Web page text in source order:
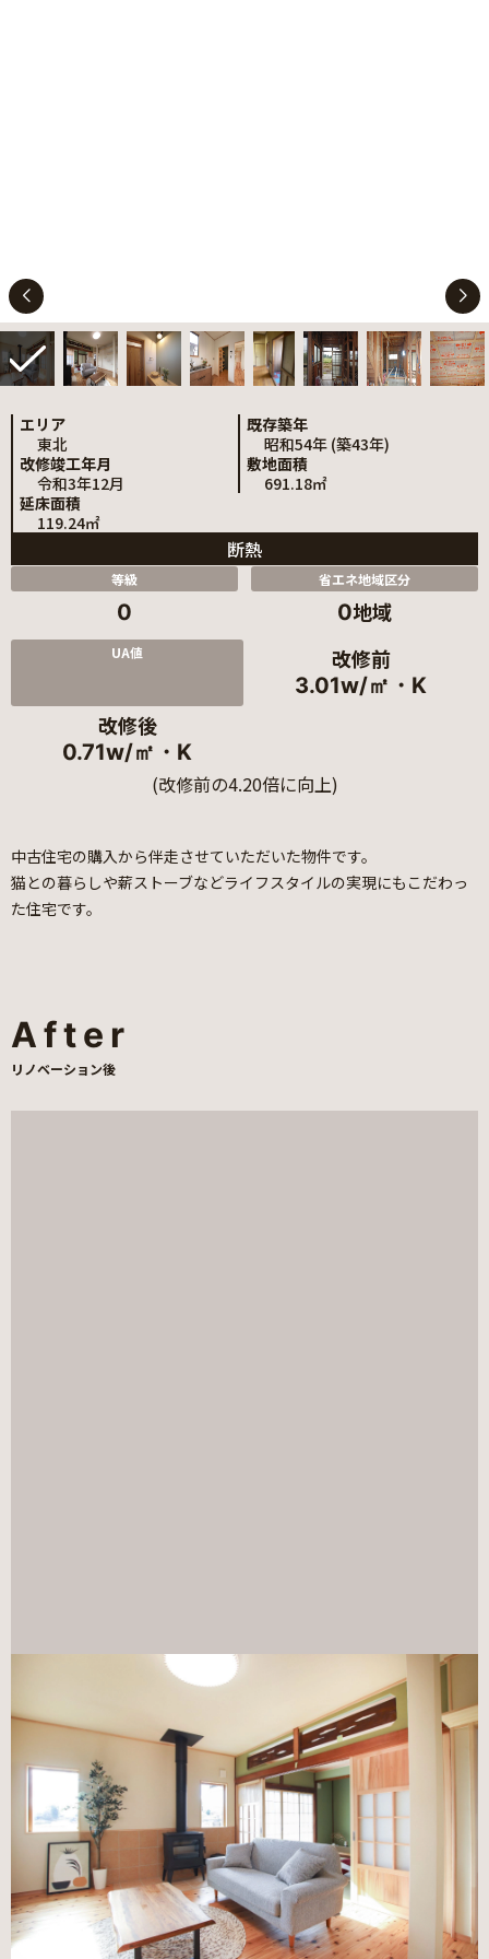
エリア
東北
既存築年
昭和54年 (築43年)
改修竣工年月
令和3年12月
敷地面積
691.18㎡
延床面積
119.24㎡
断熱
等級
0
省エネ地域区分
0地域
UA値 改修前
3.01w/㎡・K
改修後
0.71w/㎡・K
(改修前の4.20倍に向上)
中古住宅の購入から伴走させていただいた物件です。
猫との暮らしや薪ストーブなどライフスタイルの実現にもこだわっ
た住宅です。
After
リノベーション後